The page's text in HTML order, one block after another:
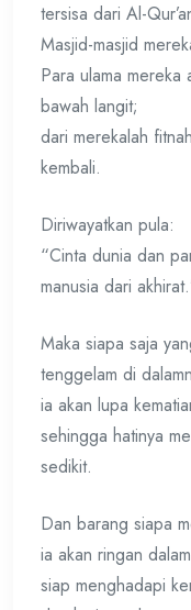
tersisa dari Al-
Masjid-masjid
Para ulama mereka
bawah langit;
dari merekalah
kembali.
Diriwayatkan pula:
“Cinta dunia dan
manusia dari
Maka siapa saja
tenggelam di
ia akan lupa
sehingga hatinya
sedikit.
Dan barang siapa
ia akan ringan
siap menghadapi